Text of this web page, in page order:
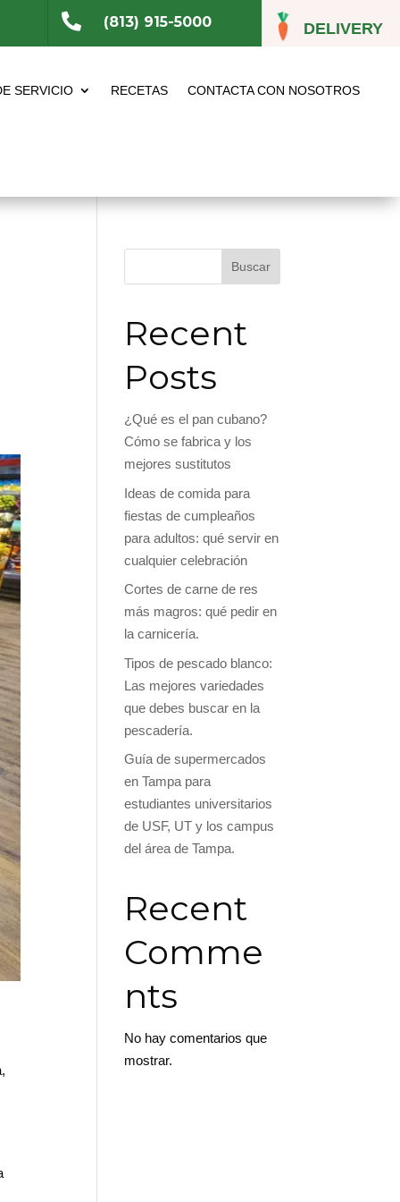
DELIVERY
 (813) 915-5000
SERVICIO RECETAS CONTACTA CON NOSOTROS
Buscar
Recent
Posts
¿Qué es el pan cubano?
Cómo se fabrica y los
mejores sustitutos
Ideas de comida para
fiestas de cumpleaños
para adultos: qué servir en
cualquier celebración
Cortes de carne de res
más magros: qué pedir en
la carnicería.
Tipos de pescado blanco:
Las mejores variedades
que debes buscar en la
pescadería.
Guía de supermercados
en Tampa para
estudiantes universitarios
de USF, UT y los campus
del área de Tampa.
Recent
Comme
nts
No hay comentarios que
mostrar.